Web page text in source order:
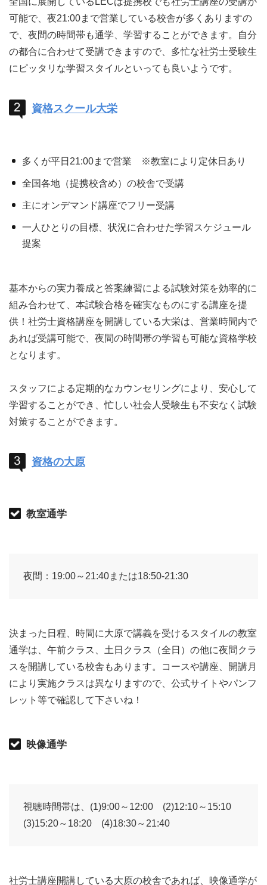
可能で、夜21:00まで営業している校舎が多くありますの
で、夜間の時間帯も通学、学習することができます。自分
の都合に合わせて受講できますので、多忙な社労士受験生
にピッタリな学習スタイルといっても良いようです。
資格スクール大栄
多くが平日21:00まで営業 ※教室により定休日あり
全国各地（提携校含め）の校舎で受講
主にオンデマンド講座でフリー受講
一人ひとりの目標、状況に合わせた学習スケジュール
提案
基本からの実力養成と答案練習による試験対策を効率的に
組み合わせて、本試験合格を確実なものにする講座を提
供！社労士資格講座を開講している大栄は、営業時間内で
あれば受講可能で、夜間の時間帯の学習も可能な資格学校
となります。
スタッフによる定期的なカウンセリングにより、安心して
学習することができ、忙しい社会人受験生も不安なく試験
対策することができます。
資格の大原
教室通学
夜間：19:00～21:40または18:50-21:30
決まった日程、時間に大原で講義を受けるスタイルの教室
通学は、午前クラス、土日クラス（全日）の他に夜間クラ
スを開講している校舎もあります。コースや講座、開講月
により実施クラスは異なりますので、公式サイトやパンフ
レット等で確認して下さいね！
映像通学
視聴時間帯は、(1)9:00～12:00 (2)12:10～15:10
(3)15:20～18:20 (4)18:30～21:40
社労士講座開講している大原の校舎であれば、映像通学が